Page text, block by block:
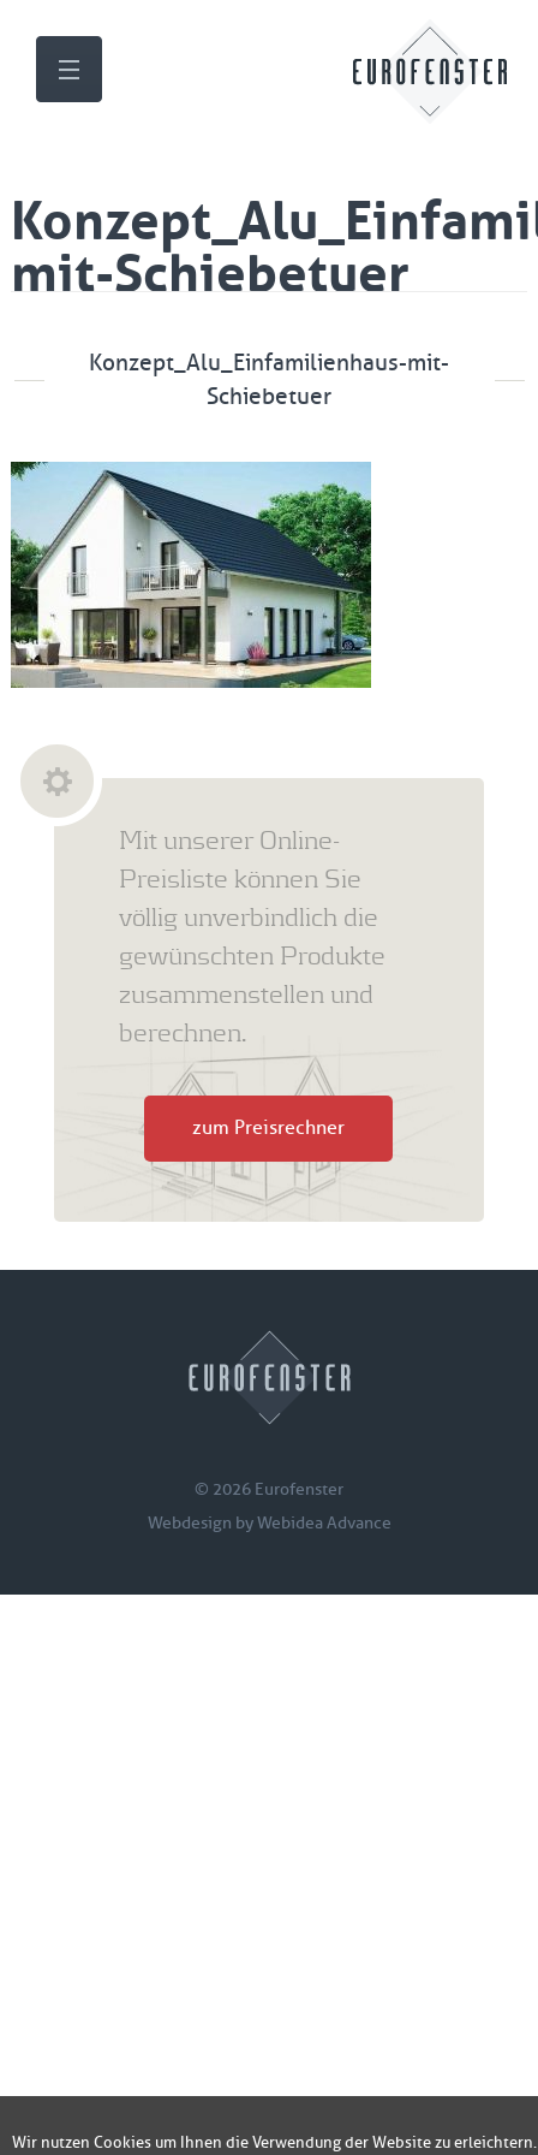
mit-Schiebetuer
Konzept_Alu_Einfamilienhaus-mit-
Schiebetuer
Wir nutzen Cookies um Ihnen die Verwendung der Website zu erleichtern.
Fotos der Fenster/Elemente per WhatsApp senden und
Mit unserer Online-
Preisliste können Sie
völlig unverbindlich die
gewünschten Produkte
zusammenstellen und
berechnen.
zum Preisrechner
© 2026 Eurofenster
Webdesign byWebidea Advance